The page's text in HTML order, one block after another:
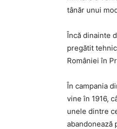
tânăr unui
Încă dinainte
pregătit
României în
În campania
vine în 1916,
unele dintre
abandonează